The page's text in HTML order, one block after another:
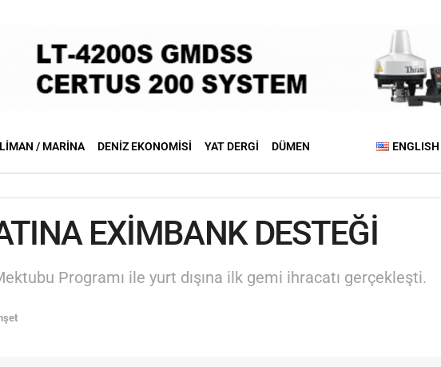
LIMAN / MARINA DENIZ EKONOMISI YAT DERGI DÜMEN ENGLISH
EXİMBANK DESTEĞİ
Programı ile yurt dışına ilk gemi ihracatı gerçekleşti.